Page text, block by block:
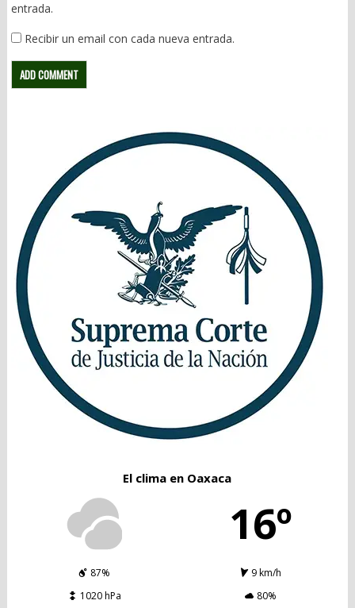
entrada.
Recibir un email con cada nueva entrada.
El clima en Oaxaca
16º
87%
9 km/h
1020 hPa
80%